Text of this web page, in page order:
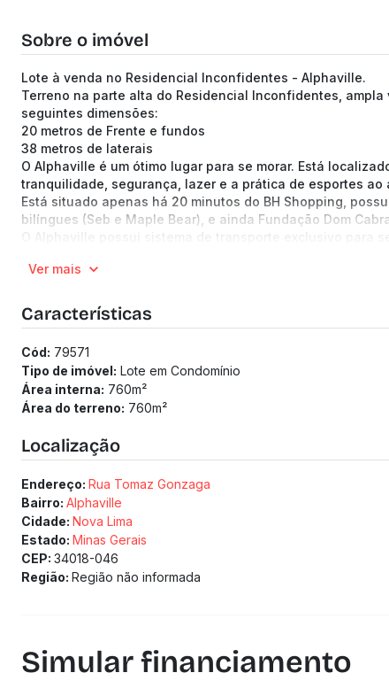
Sobre o imóvel
Lote à venda no Residencial Inconfidentes - Alphaville.
Terreno na parte alta do Residencial Inconfidentes,
seguintes dimensões:
20 metros de Frente e fundos
38 metros de laterais
O Alphaville é um ótimo lugar para se morar. Está
tranquilidade, segurança, lazer e a prática de esportes ao
Está situado apenas há 20 minutos do BH Shopping,
bilíngues (Seb e Maple Bear), e ainda Fundação Dom
O Alphaville possui sistema de transporte exclusivo para
segurança e conforto aos seus usuários.
(Os preços e informações poderão sofrer mudanças.
Ver mais
Características
Cód: 79571
Tipo de imóvel: Lote em Condomínio
Área interna: 760m²
Área do terreno: 760m²
Localização
Endereço: Rua Tomaz Gonzaga
Bairro: Alphaville
Cidade: Nova Lima
Estado: Minas Gerais
CEP: 34018-046
Região: Região não informada
Simular financiamento